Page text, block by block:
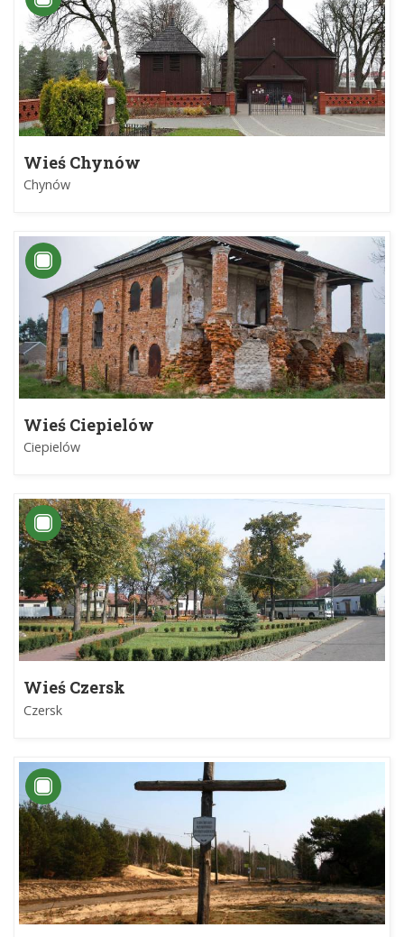
Wieś Chynów
Chynów
Wieś Ciepielów
Ciepielów
Wieś Czersk
Czersk